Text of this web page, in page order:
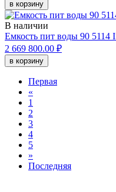
в корзину
В наличии
Емкость пит воды 90 5114
2 669 800.00 ₽
в корзину
Первая
«
1
2
3
4
5
»
Последняя